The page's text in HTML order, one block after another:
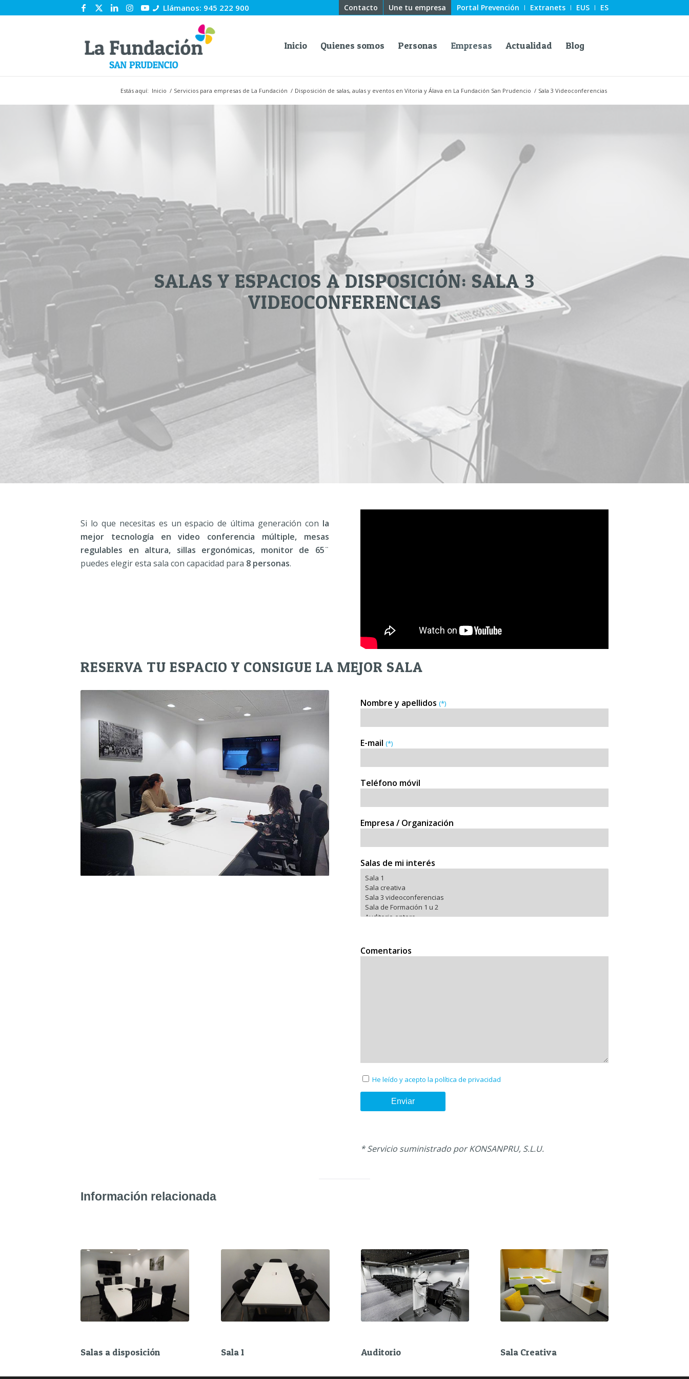
Contacto Une tu empresa Portal Prevención Extranets EUS ES
Llámanos: 945 222 900
Inicio Quienes somos Personas Empresas Actualidad Blog
Estás aquí: Inicio / Servicios para empresas de La Fundación / Disposición de salas, aulas y eventos en Vitoria y Álava en La Fundación San Prudencio / Sala 3 Videoconferencias
SALAS Y ESPACIOS A DISPOSICIÓN: SALA 3
VIDEOCONFERENCIAS
Si lo que necesitas es un espacio de última generación con la
mejor tecnología en video conferencia múltiple, mesas
regulables en altura, sillas ergonómicas, monitor de 65¨
puedes elegir esta sala con capacidad para 8 personas.
RESERVA TU ESPACIO Y CONSIGUE LA MEJOR SALA
Nombre y apellidos (*)
E-mail (*)
Teléfono móvil
Empresa / Organización
Salas de mi interés
Comentarios
He leído y acepto la política de privacidad
* Servicio suministrado por KONSANPRU, S.L.U.
Información relacionada
Salas a disposición Sala 1 Auditorio Sala Creativa